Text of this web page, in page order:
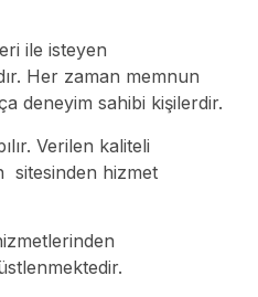
ile isteyen
Her zaman memnun
deneyim sahibi kişilerdir.
Verilen kaliteli
sitesinden hizmet